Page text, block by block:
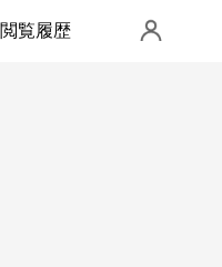
閲覧履歴